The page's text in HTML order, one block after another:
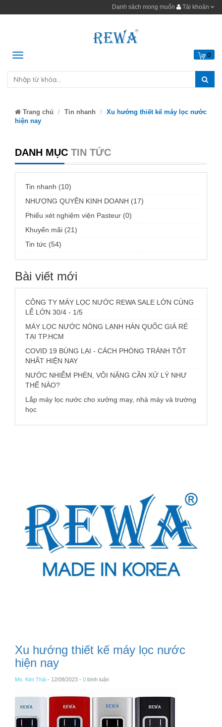
Danh sách mong muốn Tài khoản
Menu 0
Trang chủ Tin nhanh
Xu hướng thiết kế máy lọc nước
hiện nay
DANH MỤC TIN TỨC
Tin nhanh (10)
NHƯỢNG QUYỀN KINH DOANH (17)
Phiếu xét nghiệm viện Pasteur (0)
Khuyến mãi (21)
Tin tức (54)
Bài viết mới
CÔNG TY MÁY LỌC NƯỚC REWA SALE LỚN CÙNG
LỄ LỚN 30/4 - 1/5
MÁY LỌC NƯỚC NÓNG LẠNH HÀN QUỐC GIÁ RẺ
TẠI TP.HCM
COVID 19 BÙNG LẠI - CÁCH PHÒNG TRÁNH TỐT
NHẤT HIỆN NAY
NƯỚC NHIỄM PHÈN, VÔI NẶNG CẦN XỬ LÝ NHƯ
THẾ NÀO?
Lắp máy lọc nước cho xưởng may, nhà máy và trường
học
Xu hướng thiết kế máy lọc nước
hiện nay
Ms. Kim Thái - 12/08/2023 - 0 bình luận